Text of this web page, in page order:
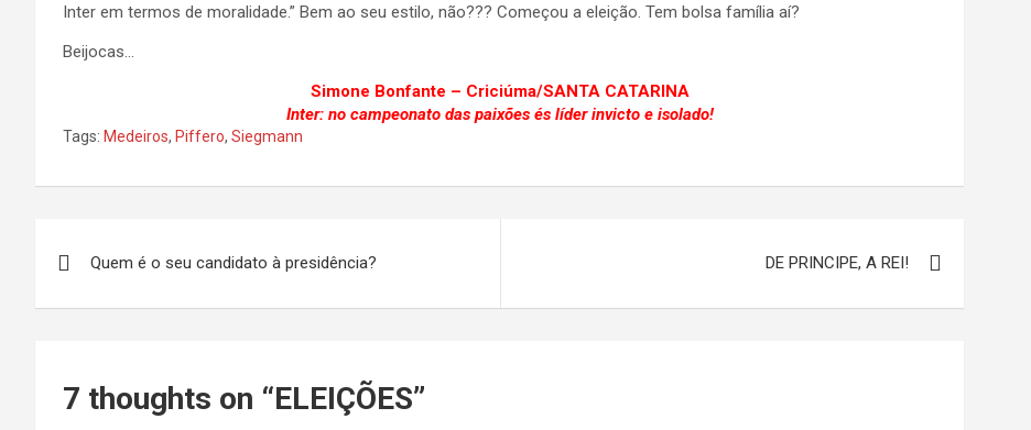
Inter em termos de moralidade.” Bem ao seu estilo, não??? Começou a eleição. Tem bolsa família aí?
Beijocas…
Simone Bonfante – Criciúma/SANTA CATARINA
Inter: no campeonato das paixões és líder invicto e isolado!
Tags: Medeiros, Piffero, Siegmann
de
Quem é o seu candidato à presidência? DE PRINCIPE, A REI!
7 thoughts on “ELEIÇÕES”